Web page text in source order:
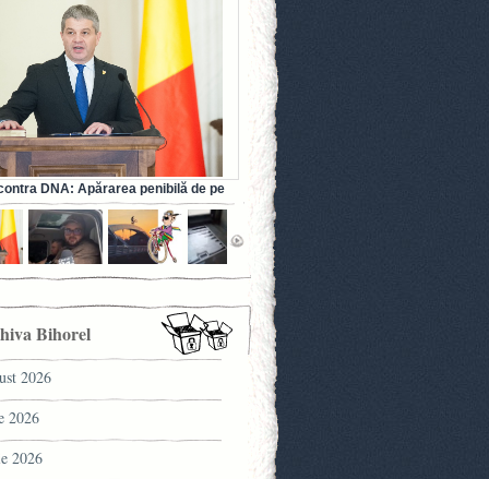
DNA: Apărarea penibilă de pe
fostului ministru al Sănătății (VIDEO)
Bihorel
2026
2026
2026